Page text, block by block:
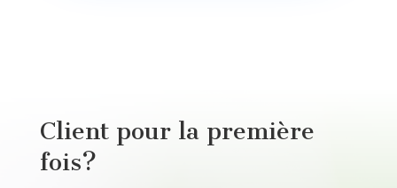
Client pour la première
fois?